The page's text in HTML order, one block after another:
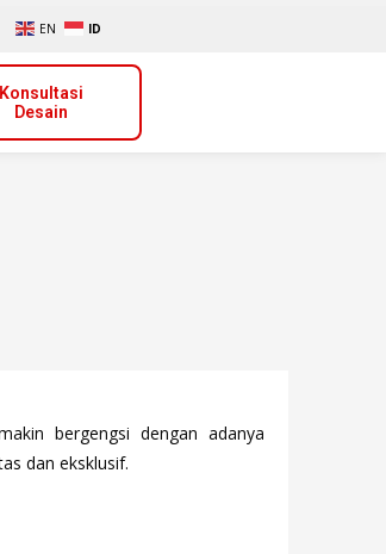
EN ID
Konsultasi
Desain
bergengsi dengan adanya
dan eksklusif.